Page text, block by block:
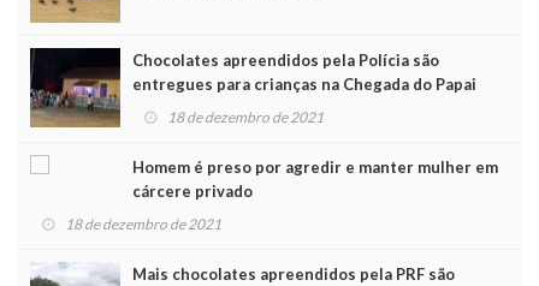
Chocolates apreendidos pela Polícia são
entregues para crianças na Chegada do Papai
Noel 18 de dezembro de 2021
Homem é preso por agredir e manter mulher em
cárcere privado
18 de dezembro de 2021
Mais chocolates apreendidos pela PRF são